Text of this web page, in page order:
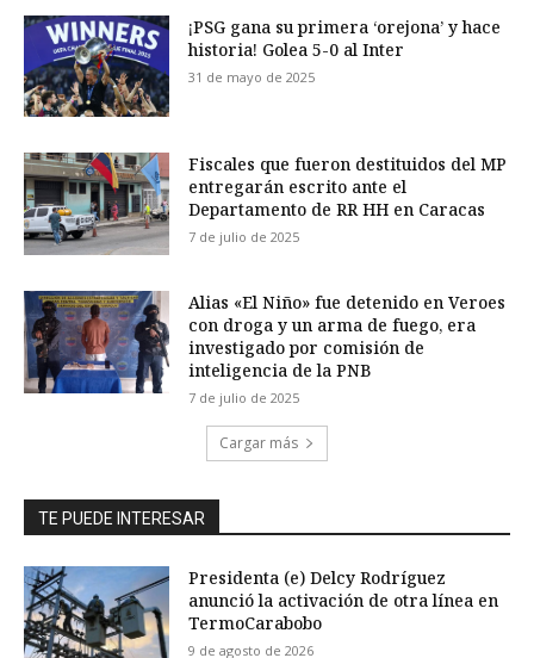
¡PSG gana su primera ‘orejona’ y hace
historia! Golea 5-0 al Inter
31 de mayo de 2025
Fiscales que fueron destituidos del MP
entregarán escrito ante el
Departamento de RR HH en Caracas
7 de julio de 2025
Alias «El Niño» fue detenido en Veroes
con droga y un arma de fuego, era
investigado por comisión de
inteligencia de la PNB
7 de julio de 2025
Cargar más
TE PUEDE INTERESAR
Presidenta (e) Delcy Rodríguez
anunció la activación de otra línea en
TermoCarabobo
9 de agosto de 2026